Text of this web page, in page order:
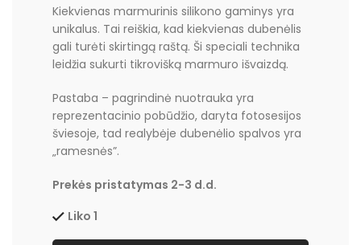
Kiekvienas marmurinis silikono gaminys yra
unikalus. Tai reiškia, kad kiekvienas dubenėlis
gali turėti skirtingą raštą. Ši speciali technika
leidžia sukurti tikrovišką marmuro išvaizdą.
Pastaba – pagrindinė nuotrauka yra
reprezentacinio pobūdžio, daryta fotosesijos
šviesoje, tad realybėje dubenėlio spalvos yra
„ramesnės”.
Prekės pristatymas 2-3 d.d.
Liko 1